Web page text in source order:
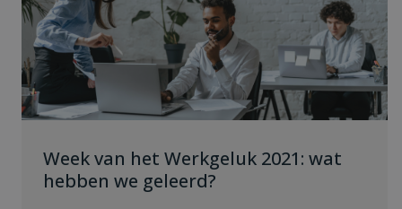
Week van het Werkgeluk 2021: wat
hebben we geleerd?